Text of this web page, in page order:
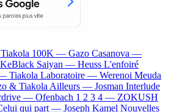
100K — Gazo Casanova —
KeBlack Saiyan — Heuss L'enfoiré
Tiakola Laboratoire — Werenoi Meuda
& Tiakola Ailleurs — Josman Interlude
— Ofenbach 1 2 3 4 — ZOKUSH
qui part — Joseph Kamel Nouvelles